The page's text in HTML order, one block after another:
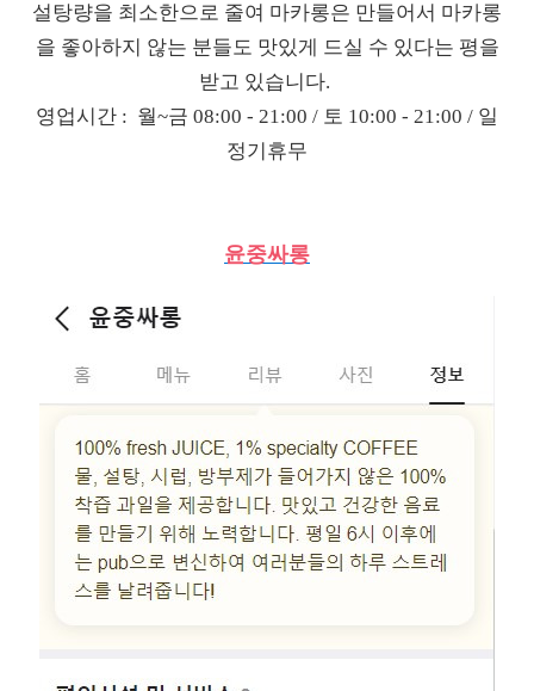
설탕량을 최소한으로 줄여 마카롱은 만들어서 마카롱
을 좋아하지 않는 분들도 맛있게 드실 수 있다는 평을
받고 있습니다.
영업시간 : 월~금 08:00 - 21:00 / 토 10:00 - 21:00 / 일
정기휴무
윤중싸롱